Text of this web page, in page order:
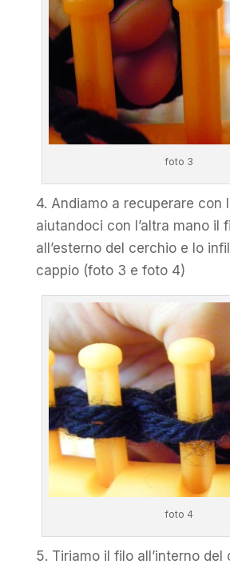
foto 3
4. Andiamo a recuperare con
aiutandoci con l’altra mano il
all’esterno del cerchio e lo
cappio (foto 3 e foto 4)
foto 4
5. Tiriamo il filo all’interno